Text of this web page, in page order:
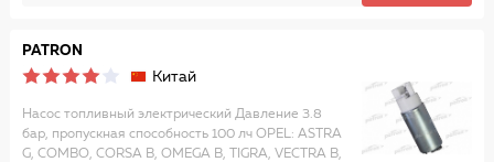
PATRON
Китай
Насос топливный электрический Давление 3.8
бар, пропускная способность 100 лч OPEL: ASTRA
G, COMBO, CORSA B, OMEGA B, TIGRA, VECTRA B,